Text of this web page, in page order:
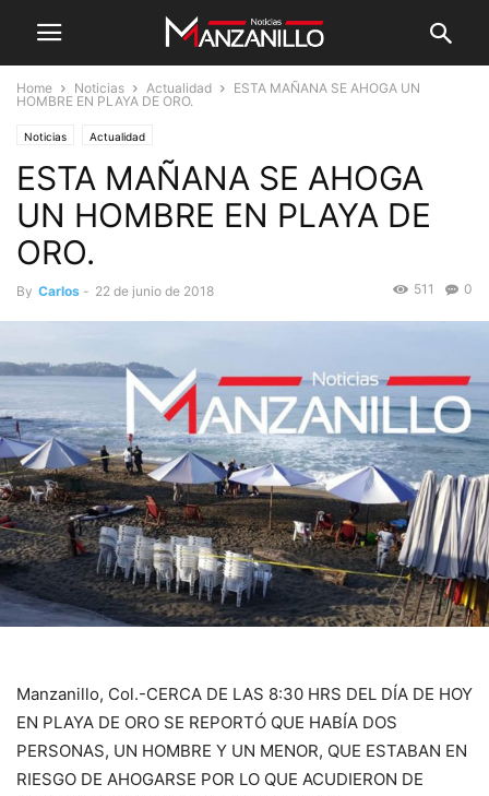
Home Noticias Actualidad
ESTA MAÑANA SE AHOGA UN
HOMBRE EN PLAYA DE ORO.
Noticias Actualidad
ESTA MAÑANA SE AHOGA
UN HOMBRE EN PLAYA DE
ORO.
By Carlos - 22 de junio de 2018 0
511
Manzanillo, Col.-CERCA DE LAS 8:30 HRS DEL DÍA DE HOY
EN PLAYA DE ORO SE REPORTÓ QUE HABÍA DOS
PERSONAS, UN HOMBRE Y UN MENOR, QUE ESTABAN EN
RIESGO DE AHOGARSE POR LO QUE ACUDIERON DE